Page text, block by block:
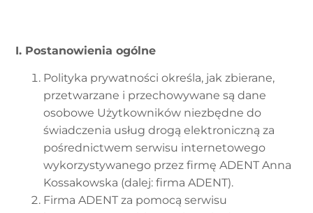
I. Postanowienia ogólne
Polityka prywatności określa, jak zbierane,
przetwarzane i przechowywane są dane
osobowe Użytkowników niezbędne do
świadczenia usług drogą elektroniczną za
pośrednictwem serwisu internetowego
wykorzystywanego przez firmę ADENT Anna
Kossakowska (dalej: firma ADENT).
Firma ADENT za pomocą serwisu